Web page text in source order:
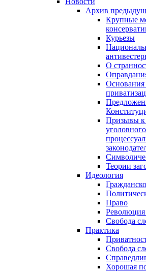
Архив
Крупные
Курьезы
О
Основания
Призывы к
Теории
Идеология
Право
Свобода
Практика
Свобода
Хорошая